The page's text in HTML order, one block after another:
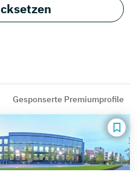
Gesponserte Premiumprofile